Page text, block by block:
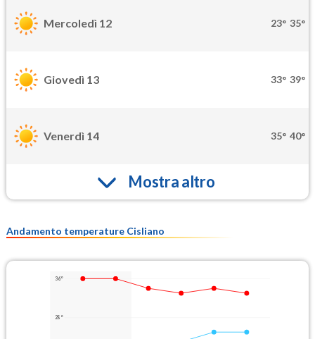
Mercoledì 12 23° 35°
Giovedì 13 33° 39°
Venerdì 14 35° 40°
Mostra altro
Andamento temperature Cisliano
36°
28°